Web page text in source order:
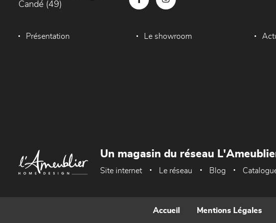
Candé (49)
Présentation Le showroom
Un magasin du réseau
Site internet Le réseau Blog
Accueil Mentions Légales